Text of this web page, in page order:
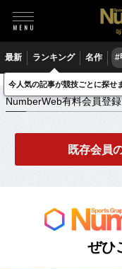
最新 ランキング 名作 #
NumberWeb有料会員登録・ロ
NumberWeb有料会員登
既存会員
ぜひ
今人気の記事が競技ごとに探せ